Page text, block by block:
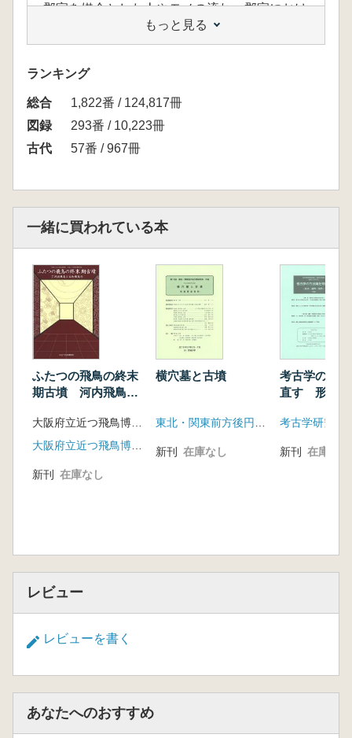
郡家を媒介とした人やモノの流れ、郡家におけ
る祭祀の様相など、郡家の多様な姿をみていき
ます。
さらに、郡家の成立過程をたどるとともに、都
筑郡をフィールドとしてとりあげ、郡家の成立
以前の状況を古墳時代の5世紀前半からたど
り、地域社会の展開の中において役所が成立し
てくる過程を探ります。
3 役所の成立と地域社会
もっと見る
ランキング
総合
1,822番 / 124,817冊
図録
293番 / 10,223冊
古代
57番 / 967冊
一緒に買われている本
ふたつの飛鳥の終末
期古墳 河内飛鳥と
大阪府立近つ飛鳥博物館 編
大阪府立近つ飛鳥博物館
新刊 在庫なし
横穴墓と古墳
東北・関東前方後円墳研究会
新刊 在庫なし
考古学の方
直す 形式・
新刊 在庫なし
レビュー
レビューを書く
あなたへのおすすめ